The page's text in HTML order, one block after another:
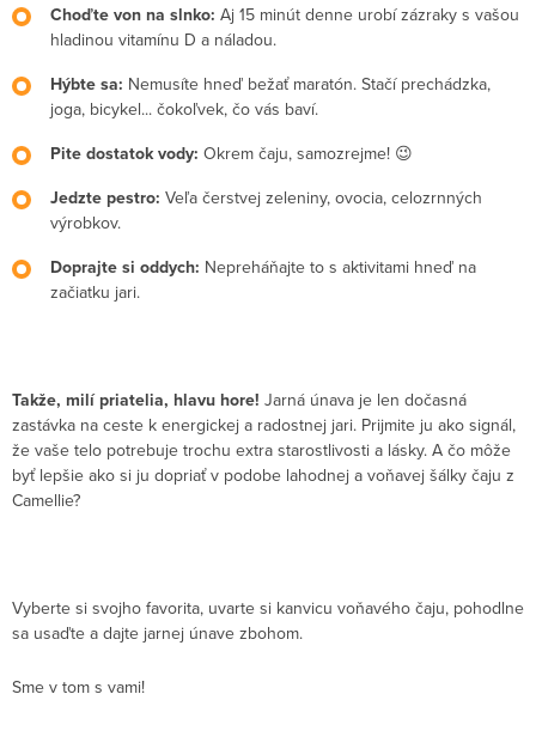
Choďte von na slnko: Aj 15 minút denne urobí zázraky s vašou
hladinou vitamínu D a náladou.
Hýbte sa: Nemusíte hneď bežať maratón. Stačí prechádzka,
joga, bicykel... čokoľvek, čo vás baví.
Pite dostatok vody: Okrem čaju, samozrejme! 😉
Jedzte pestro: Veľa čerstvej zeleniny, ovocia, celozrnných
výrobkov.
Doprajte si oddych: Nepreháňajte to s aktivitami hneď na
začiatku jari.
Takže, milí priatelia, hlavu hore! Jarná únava je len dočasná
zastávka na ceste k energickej a radostnej jari. Prijmite ju ako signál,
že vaše telo potrebuje trochu extra starostlivosti a lásky. A čo môže
byť lepšie ako si ju dopriať v podobe lahodnej a voňavej šálky čaju z
Camellie?
Vyberte si svojho favorita, uvarte si kanvicu voňavého čaju, pohodlne
sa usaďte a dajte jarnej únave zbohom.
Sme v tom s vami!